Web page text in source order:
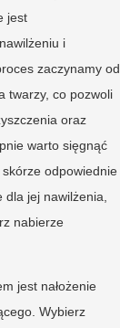
jest
i
zaczynamy od
twarzy, co pozwoli
oraz
warto sięgnąć
odpowiednie
jej nawilżenia,
nabierze
jest nałożenie
Wybierz